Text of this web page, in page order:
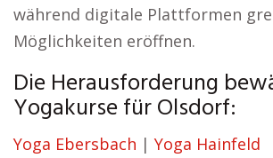
während digitale Plattformen
Möglichkeiten eröffnen.
Die Herausforderung
Yogakurse für Olsdorf:
Yoga Ebersbach | Yoga Hainfeld